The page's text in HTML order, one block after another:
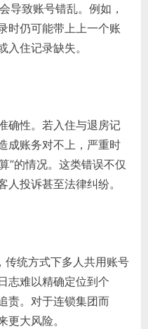
导致账号错乱。例如，
时仍可能带上上一个账
住记录缺失。
确性。若入住与退房记
成账务对不上，严重时
”的情况。这类错误不仅
投诉甚至法律纠纷。
传统方式下多人共用账号
志难以精确定位到个
责。对于连锁集团而
大风险。